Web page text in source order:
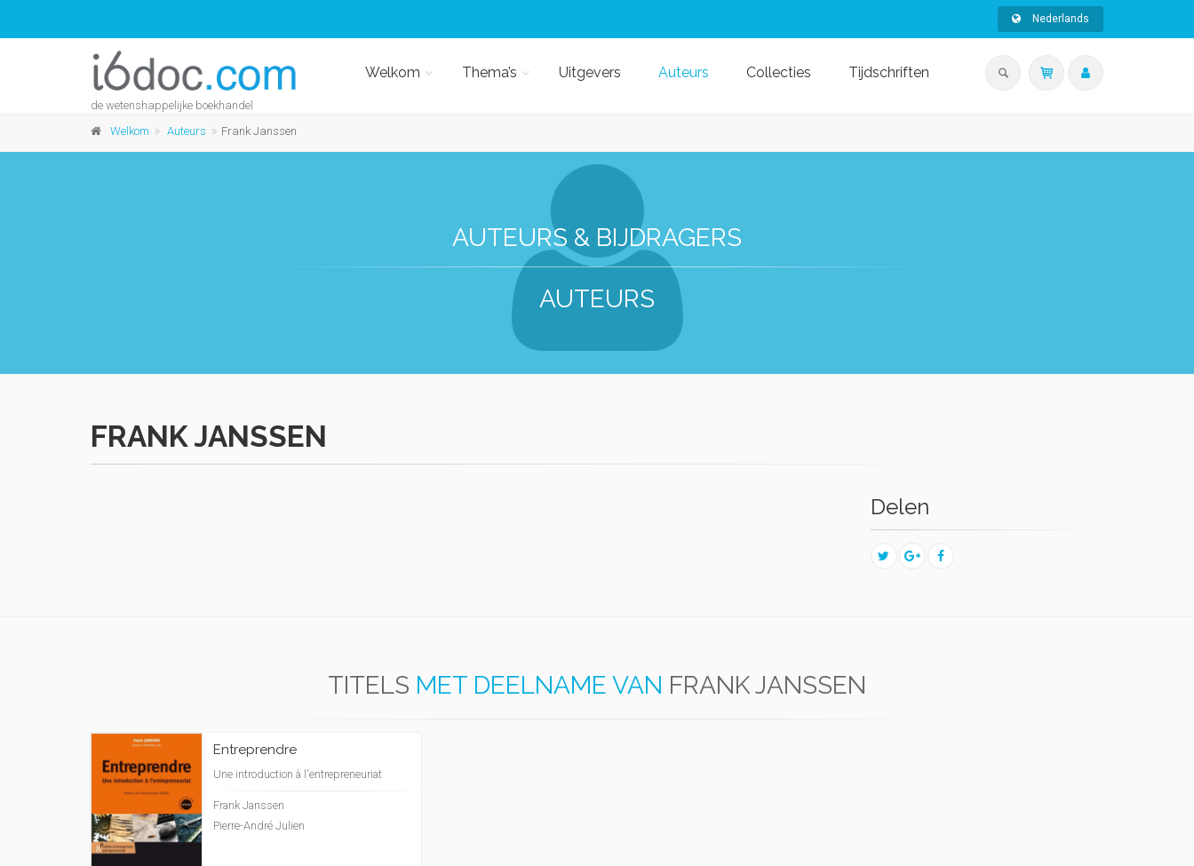
Nederlands
de wetenshappelijke boekhandel
Welkom Thema’s Uitgevers Auteurs Collecties Tijdschriften
Welkom Auteurs Frank Janssen
AUTEURS & BIJDRAGERS
AUTEURS
FRANK JANSSEN
Delen
TITELS MET DEELNAME VAN FRANK JANSSEN
Entreprendre
Une introduction à l'entrepreneuriat
Frank Janssen
Pierre-André Julien